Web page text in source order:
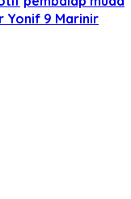
Yonif 9 Marinir